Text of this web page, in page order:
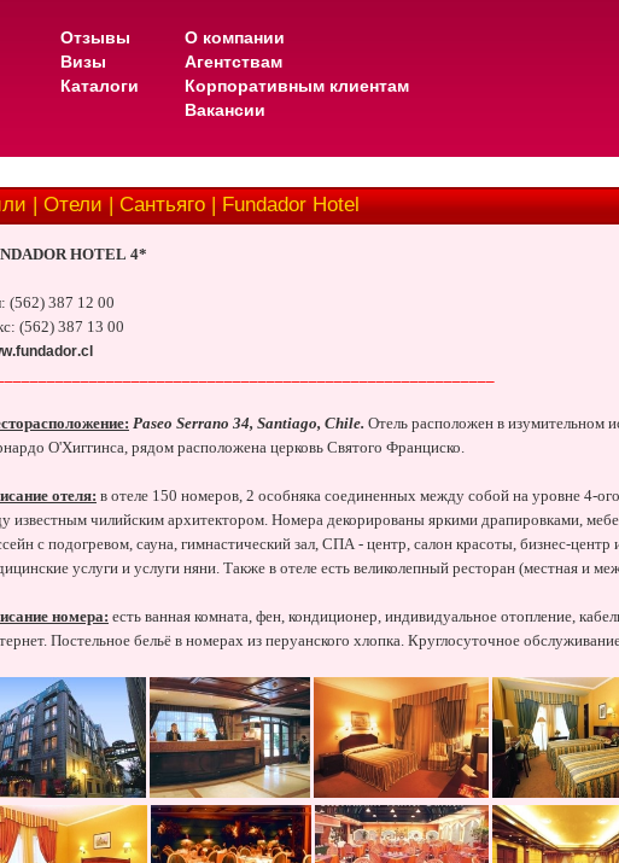
Отзывы
Визы
Каталоги
О компании
Агентствам
Корпоративным клиентам
Вакансии
| Отели | Сантьяго | Fundador Hotel
HOTEL 4*
(562) 387 12 00
(562) 387 13 00
.fundador.cl
: Paseo Serrano 34, Santiago, Chile. Отель расположен в изумительном
О'Хиггинса, рядом расположена церковь Святого Франциско.
отеля: в отеле 150 номеров, 2 особняка соединенных между собой на уровне 4-
известным чилийским архитектором. Номера декорированы яркими драпировками,
с подогревом, сауна, гимнастический зал, СПА - центр, салон красоты, бизнес-
услуги и услуги няни. Также в отеле есть великолепный ресторан (местная и
номера: есть ванная комната, фен, кондиционер, индивидуальное отопление,
Постельное бельё в номерах из перуанского хлопка. Круглосуточное